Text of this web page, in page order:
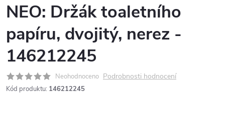
NEO: Držák toaletního
papíru, dvojitý, nerez -
146212245
Neohodnoceno Podrobnosti hodnocení
Kód produktu: 146212245